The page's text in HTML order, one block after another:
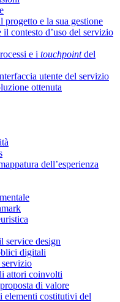
progetto e la sua gestione
contesto d’uso del servizio
e i touchpointdel
utente del servizio
ottenuta
dell’esperienza
service design
digitali
attori coinvolti
di valore
elementi costitutivi del